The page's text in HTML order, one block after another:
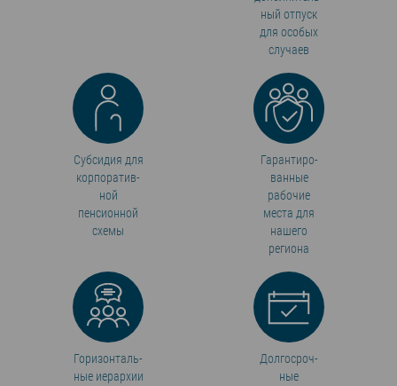
ный отпуск
для особых
случаев
Субсидия для
корпоратив­
ной
пенсионной
схемы
Гарантиро­
ван­ные
рабочие
места для
нашего
региона
Горизонталь­
ные иерархии
Долгосроч­
ные